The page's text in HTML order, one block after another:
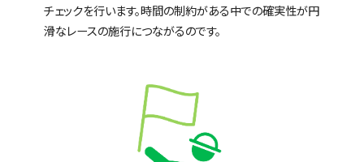
チェックを行います。時間の制約がある中での確実性が円
滑なレースの施行につながるのです。